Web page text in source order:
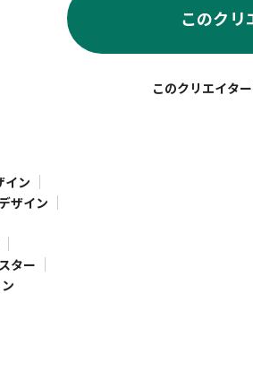
イン
ザイン
ター
このクリ